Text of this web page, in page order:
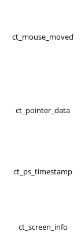
ct_mouse_moved
ct_pointer_data
ct_ps_timestamp
ct_screen_info